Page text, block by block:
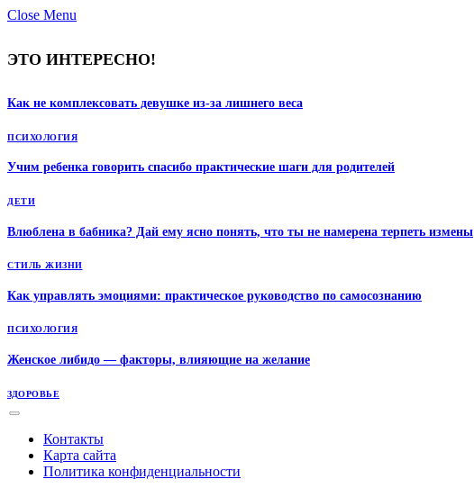
Close Menu
ЭТО ИНТЕРЕСНО!
Как не комплексовать девушке из-за лишнего веса
ПСИХОЛОГИЯ
Учим ребенка говорить спасибо практические шаги для родителей
ДЕТИ
Влюблена в бабника? Дай ему ясно понять, что ты не намерена терпеть измены
СТИЛЬ ЖИЗНИ
Как управлять эмоциями: практическое руководство по самосознанию
ПСИХОЛОГИЯ
Женское либидо — факторы, влияющие на желание
ЗДОРОВЬЕ
Контакты
Карта сайта
Политика конфиденциальности